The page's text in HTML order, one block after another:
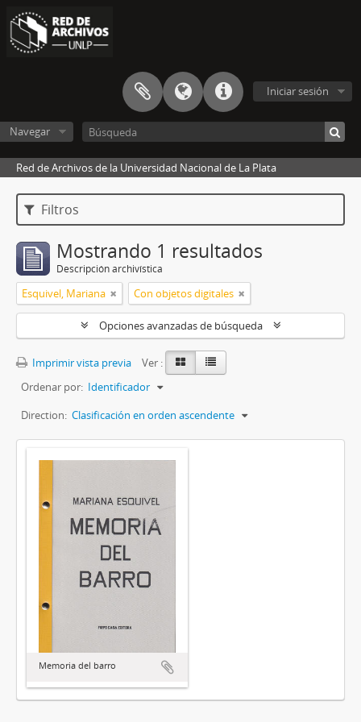
Iniciar sesión
Navegar
Red de Archivos de la Universidad Nacional de La Plata
Filtros
Mostrando 1 resultados
Descripción archivística
Esquivel, Mariana Con objetos digitales
Opciones avanzadas de búsqueda
Imprimir vista previa
Ver :
Ordenar por: Identificador
Direction: Clasificación en orden ascendente
Memoria del barro